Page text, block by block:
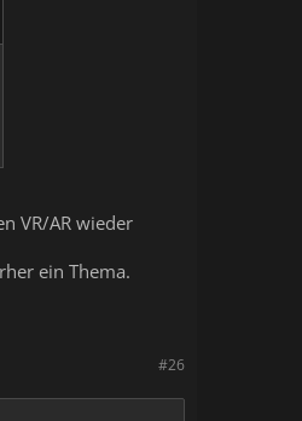
VR/AR wieder
ein Thema.
#26